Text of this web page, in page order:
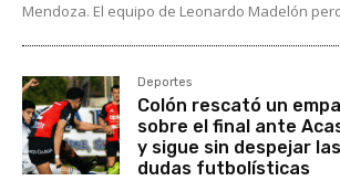
Mendoza. El equipo de Leonardo Madelón
Deportes
Colón rescató un
sobre el final ante
y sigue sin despejar las
dudas futbolísticas